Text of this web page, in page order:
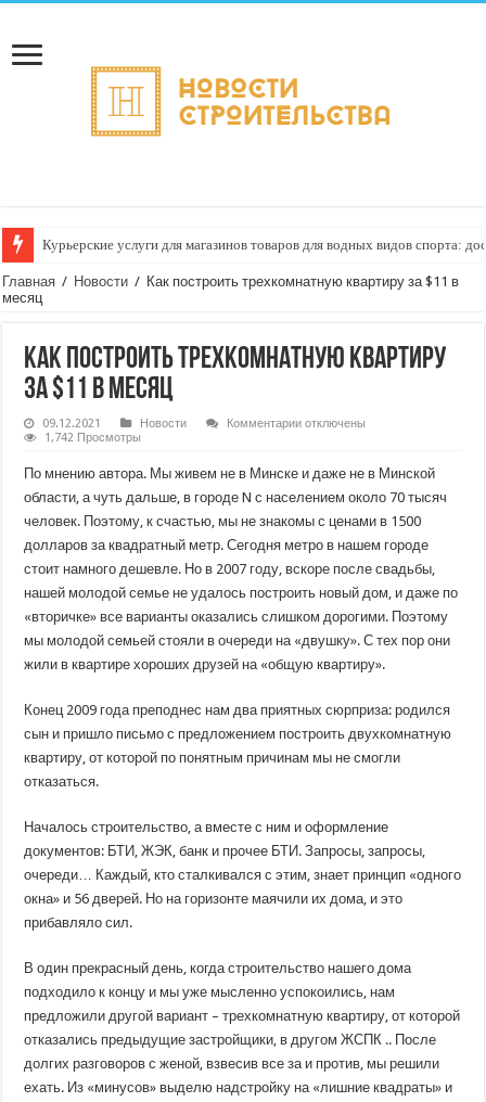
Курьерские услуги для магазинов товаров для водных видов спорта:
Главная / Новости / Как построить трехкомнатную квартиру за $11 в
месяц
Как построить трехкомнатную квартиру
за $11 в месяц
09.12.2021 Новости Комментариик
трехкомнатную
квартиру
за
$11
месяц
отключены
1,742 Просмотры
По мнению автора. Мы живем не в Минске и даже не в Минской
области, а чуть дальше, в городе N с населением около 70 тысяч
человек. Поэтому, к счастью, мы не знакомы с ценами в 1500
долларов за квадратный метр. Сегодня метро в нашем городе
стоит намного дешевле. Но в 2007 году, вскоре после свадьбы,
нашей молодой семье не удалось построить новый дом, и даже по
«вторичке» все варианты оказались слишком дорогими. Поэтому
мы молодой семьей стояли в очереди на «двушку». С тех пор они
жили в квартире хороших друзей на «общую квартиру».
Конец 2009 года преподнес нам два приятных сюрприза: родился
сын и пришло письмо с предложением построить двухкомнатную
квартиру, от которой по понятным причинам мы не смогли
отказаться.
Началось строительство, а вместе с ним и оформление
документов: БТИ, ЖЭК, банк и прочее БТИ. Запросы, запросы,
очереди… Каждый, кто сталкивался с этим, знает принцип «одного
окна» и 56 дверей. Но на горизонте маячили их дома, и это
прибавляло сил.
В один прекрасный день, когда строительство нашего дома
подходило к концу и мы уже мысленно успокоились, нам
предложили другой вариант – трехкомнатную квартиру, от которой
отказались предыдущие застройщики, в другом ЖСПК .. После
долгих разговоров с женой, взвесив все за и против, мы решили
ехать. Из «минусов» выделю надстройку на «лишние квадраты» и